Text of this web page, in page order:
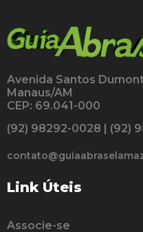
Avenida Santos
Manaus/AM
CEP: 69.041-000
(92) 98292-0028 | (92)
Link Úteis
Associe-se